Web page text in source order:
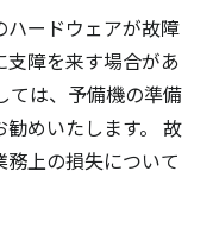
ードウェアが故障
支障を来す場合があ
ては、予備機の準備
めいたします。 故
上の損失について